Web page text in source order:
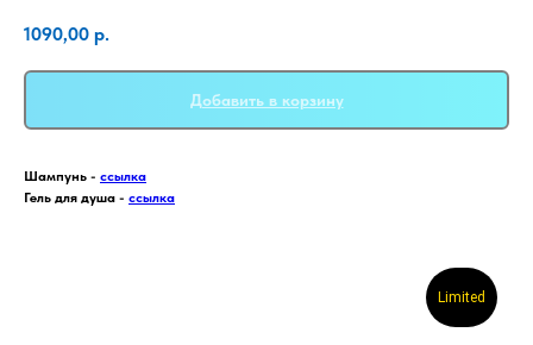
1090,00 р.
Добавить в корзину
Шампунь - ссылка
Гель для душа - ссылка
Limited